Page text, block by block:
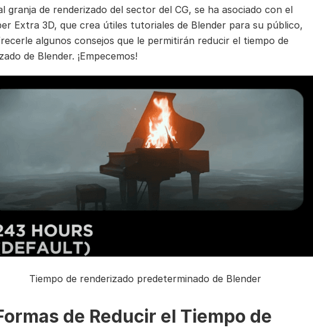
granja de renderizado del sector del CG, se ha asociado con el
Extra 3D, que crea útiles tutoriales de Blender para su público,
algunos consejos que le permitirán reducir el tiempo de
de Blender. ¡Empecemos!
Tiempo de renderizado predeterminado de Blender
de Reducir el Tiempo de